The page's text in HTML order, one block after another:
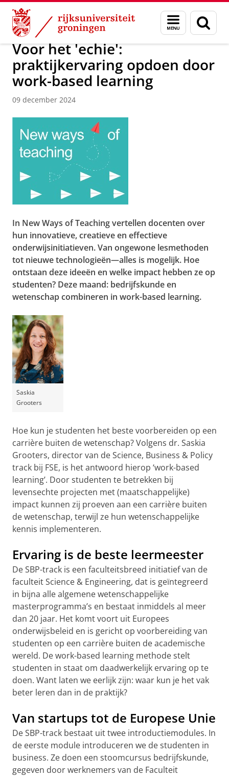
Skip
Content
Skip
Navigation
Menu
en
zoeken
Over ons Actueel Nieuws
Voor het 'echie':
praktijkervaring opdoen door
work-based learning
09 december 2024
In New Ways of Teaching vertellen docenten over
hun innovatieve, creatieve en effectieve
onderwijsinitiatieven. Van ongewone lesmethoden
tot nieuwe technologieën—alles is mogelijk. Hoe
ontstaan deze ideeën en welke impact hebben ze op
studenten? Deze maand: bedrijfskunde en
wetenschap combineren in work-based learning.
Saskia
Grooters
Hoe kun je studenten het beste voorbereiden op een
carrière buiten de wetenschap? Volgens dr. Saskia
Grooters, director van de Science, Business & Policy
track bij FSE, is het antwoord hierop ‘work-based
learning’. Door studenten te betrekken bij
levensechte projecten met (maatschappelijke)
impact kunnen zij proeven aan een carrière buiten
de wetenschap, terwijl ze hun wetenschappelijke
kennis implementeren.
Ervaring is de beste leermeester
De SBP-track is een faculteitsbreed initiatief van de
faculteit Science & Engineering, dat is geïntegreerd
in bijna alle algemene wetenschappelijke
masterprogramma’s en bestaat inmiddels al meer
dan 20 jaar. Het komt voort uit Europees
onderwijsbeleid en is gericht op voorbereiding van
studenten op een carrière buiten de academische
wereld. De work-based learning methode stelt
studenten in staat om daadwerkelijk ervaring op te
doen. Want laten we eerlijk zijn: waar kun je het vak
beter leren dan in de praktijk?
Van startups tot de Europese Unie
De SBP-track bestaat uit twee introductiemodules. In
de eerste module introduceren we de studenten in
business. Ze doen een stoomcursus bedrijfskunde,
gegeven door werknemers van de Faculteit